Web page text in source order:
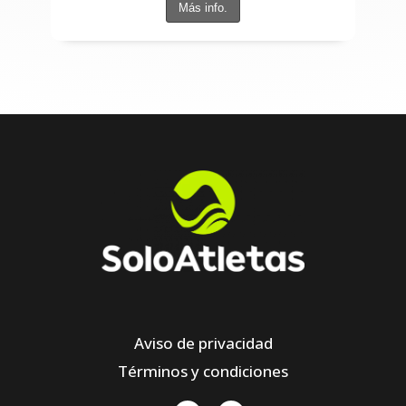
Más info.
Aviso de privacidad
Términos y condiciones